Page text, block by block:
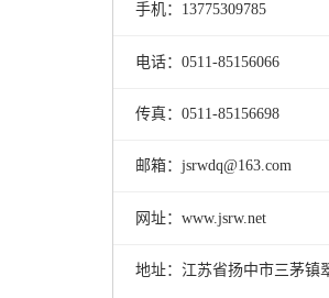
手机：13775309785
电话：0511-85156066
传真：0511-85156698
邮箱：jsrwdq@163.com
网址：www.jsrw.net
地址：江苏省扬中市三茅镇